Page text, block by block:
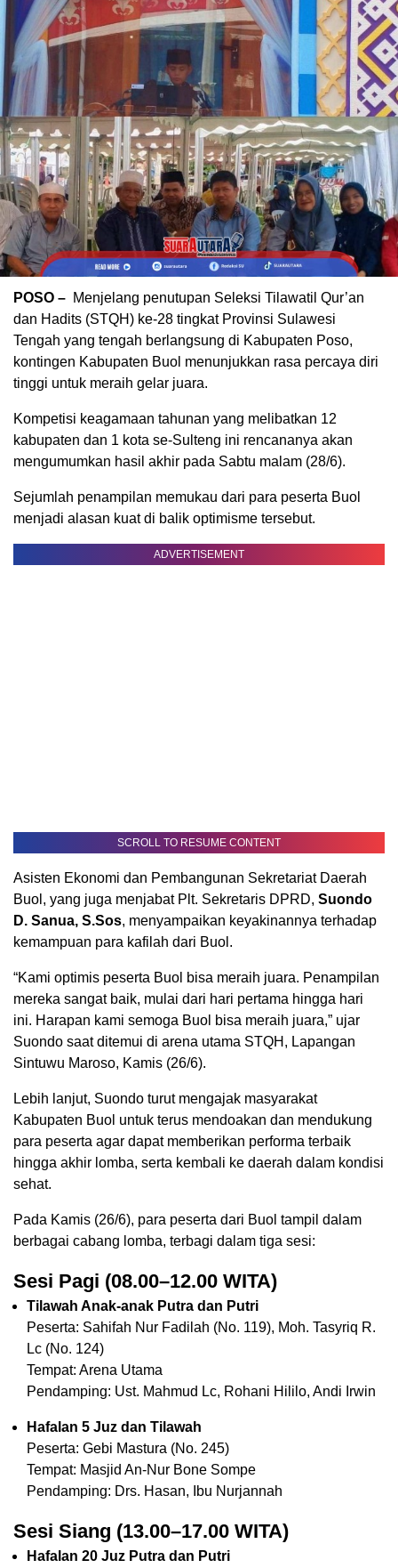
POSO – Menjelang penutupan Seleksi Tilawatil Qur’an
dan Hadits (STQH) ke-28 tingkat Provinsi Sulawesi
Tengah yang tengah berlangsung di Kabupaten Poso,
kontingen Kabupaten Buol menunjukkan rasa percaya diri
tinggi untuk meraih gelar juara.
Kompetisi keagamaan tahunan yang melibatkan 12
kabupaten dan 1 kota se-Sulteng ini rencananya akan
mengumumkan hasil akhir pada Sabtu malam (28/6).
Sejumlah penampilan memukau dari para peserta Buol
menjadi alasan kuat di balik optimisme tersebut.
ADVERTISEMENT
SCROLL TO RESUME CONTENT
Asisten Ekonomi dan Pembangunan Sekretariat Daerah
Buol, yang juga menjabat Plt. Sekretaris DPRD, Suondo
D. Sanua, S.Sos, menyampaikan keyakinannya terhadap
kemampuan para kafilah dari Buol.
“Kami optimis peserta Buol bisa meraih juara. Penampilan
mereka sangat baik, mulai dari hari pertama hingga hari
ini. Harapan kami semoga Buol bisa meraih juara,” ujar
Suondo saat ditemui di arena utama STQH, Lapangan
Sintuwu Maroso, Kamis (26/6).
Lebih lanjut, Suondo turut mengajak masyarakat
Kabupaten Buol untuk terus mendoakan dan mendukung
para peserta agar dapat memberikan performa terbaik
hingga akhir lomba, serta kembali ke daerah dalam kondisi
sehat.
Pada Kamis (26/6), para peserta dari Buol tampil dalam
berbagai cabang lomba, terbagi dalam tiga sesi:
Sesi Pagi (08.00–12.00 WITA)
Tilawah Anak-anak Putra dan Putri
Peserta: Sahifah Nur Fadilah (No. 119), Moh. Tasyriq R.
Lc (No. 124)
Tempat: Arena Utama
Pendamping: Ust. Mahmud Lc, Rohani Hililo, Andi Irwin
Hafalan 5 Juz dan Tilawah
Peserta: Gebi Mastura (No. 245)
Tempat: Masjid An-Nur Bone Sompe
Pendamping: Drs. Hasan, Ibu Nurjannah
Sesi Siang (13.00–17.00 WITA)
Hafalan 20 Juz Putra dan Putri